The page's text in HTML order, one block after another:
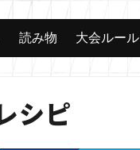
読み物 大会ルール
シピ